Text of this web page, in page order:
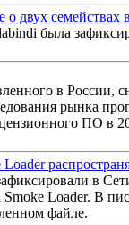
о двух семействах
была
в России,
рынка
ПО в
в
Smoke Loader. В
файле.